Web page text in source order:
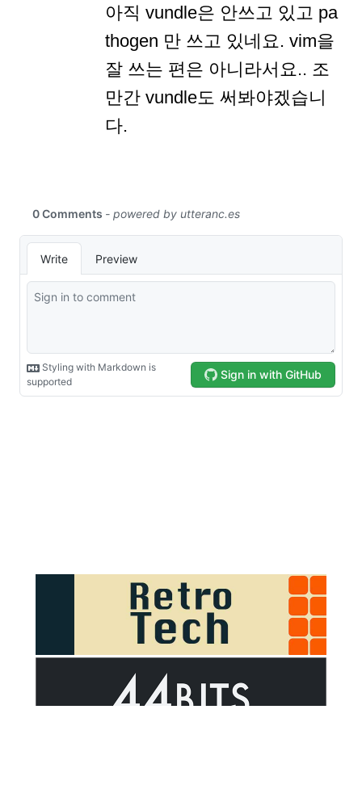
아직 vundle은 안쓰고 있고 pa
thogen 만 쓰고 있네요. vim을
잘 쓰는 편은 아니라서요.. 조
만간 vundle도 써봐야겠습니
다.